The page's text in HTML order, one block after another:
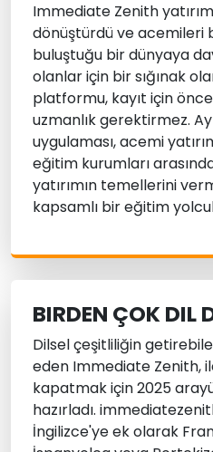
Immediate Zenith
dönüştürdü ve acemileri
buluştuğu bir dünyaya
olanlar için bir sığınak
platformu, kayıt için
uzmanlık gerektirmez.
uygulaması, acemi
eğitim kurumları
yatırımın temellerini
kapsamlı bir eğitim
BIRDEN ÇOK DIL
Dilsel çeşitliliğin
eden Immediate Zenith,
kapatmak için 2025
hazırladı.
İngilizce'ye ek olarak